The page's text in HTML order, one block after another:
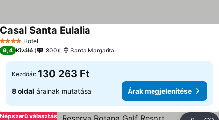
4 KategóriaHotel
Casal Santa Eulalia
9,4 Kiváló 800 Santa Margarita
Kezdőár: 130 263 Ft
8 oldal árainak mutatása Árak megjelenítése
Népszerű választás